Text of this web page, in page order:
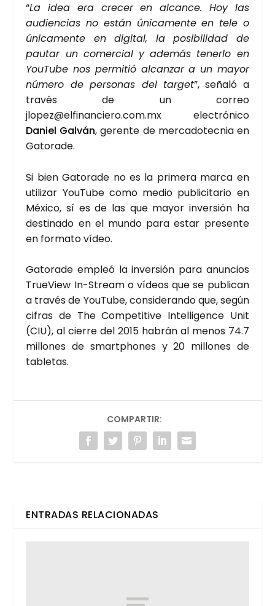
“La idea era cre­cer en alcan­ce. Hoy las
audien­cias no están úni­ca­men­te en tele o
úni­ca­men­te en digi­tal, la posi­bi­li­dad de
pau­tar un comer­cial y ade­más tener­lo en
You­Tu­be nos per­mi­tió alcan­zar a un mayor
núme­ro de per­so­nas del tar­get”, seña­ló a
tra­vés de un correo
jlopez@elfinanciero.com.mx elec­tró­ni­co
Daniel Gal­ván, geren­te de mer­ca­do­tec­nia en
Gato­ra­de.
Si bien Gato­ra­de no es la pri­me­ra mar­ca en
uti­li­zar You­Tu­be como medio publi­ci­ta­rio en
Méxi­co, sí es de las que mayor inver­sión ha
des­ti­na­do en el mun­do para estar pre­sen­te
en for­ma­to vídeo.
Gato­ra­de empleó la inver­sión para anun­cios
True­View In-Stream o vídeos que se publi­can
a tra­vés de You­Tu­be, con­si­de­ran­do que, según
cifras de The Com­pe­ti­ti­ve Inte­lli­gen­ce Unit
(CIU), al cie­rre del 2015 habrán al menos 74.7
millo­nes de smartpho­nes y 20 millo­nes de
table­tas.
COMPARTIR:
ENTRADAS RELACIONADAS